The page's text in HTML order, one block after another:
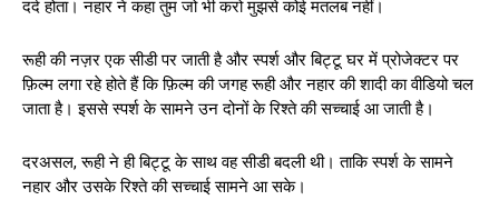
दर्द होता। नहार ने कहा तुम जो भी करो मुझसे कोई मतलब नहीं।
रूही की नज़र एक सीडी पर जाती है और स्पर्श और बिट्टू घर में प्रोजेक्टर पर
फ़िल्म लगा रहे होते हैं कि फ़िल्म की जगह रूही और नहार की शादी का वीडियो चल
जाता है। इससे स्पर्श के सामने उन दोनों के रिश्ते की सच्चाई आ जाती है।
दरअसल, रूही ने ही बिट्टू के साथ वह सीडी बदली थी। ताकि स्पर्श के सामने
नहार और उसके रिश्ते की सच्चाई सामने आ सके।